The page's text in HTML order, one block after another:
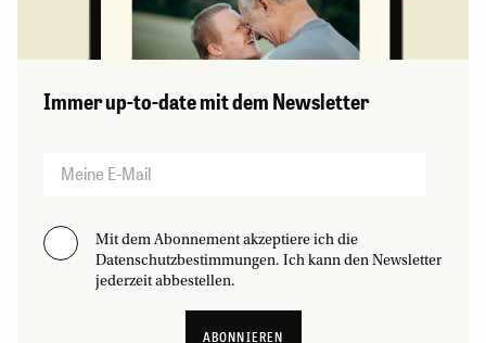
Immer up-to-date mit dem Newsletter
Mit dem Abonnement akzeptiere ich die
Datenschutzbestimmungen. Ich kann den Newsletter
jederzeit abbestellen.
ABONNIEREN